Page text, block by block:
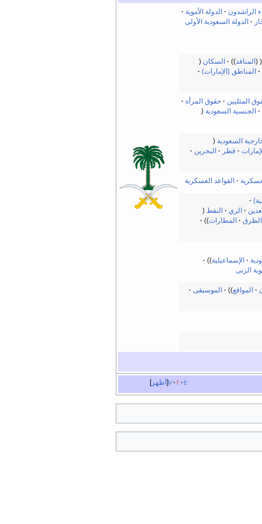
الراشدون
الدولة الأموية
الدولة السعودية الأولى
المنافذ
السكان
المناطق (الإمارات)
المثليين
حقوق المرأة
الجنسية السعودية
السعودية
قطر
البحرين
القواعد العسكرية
الري
النفط
المطارات
الإسماعيلية
الزنى
المواقع
الموسيقى
أظهر v t e